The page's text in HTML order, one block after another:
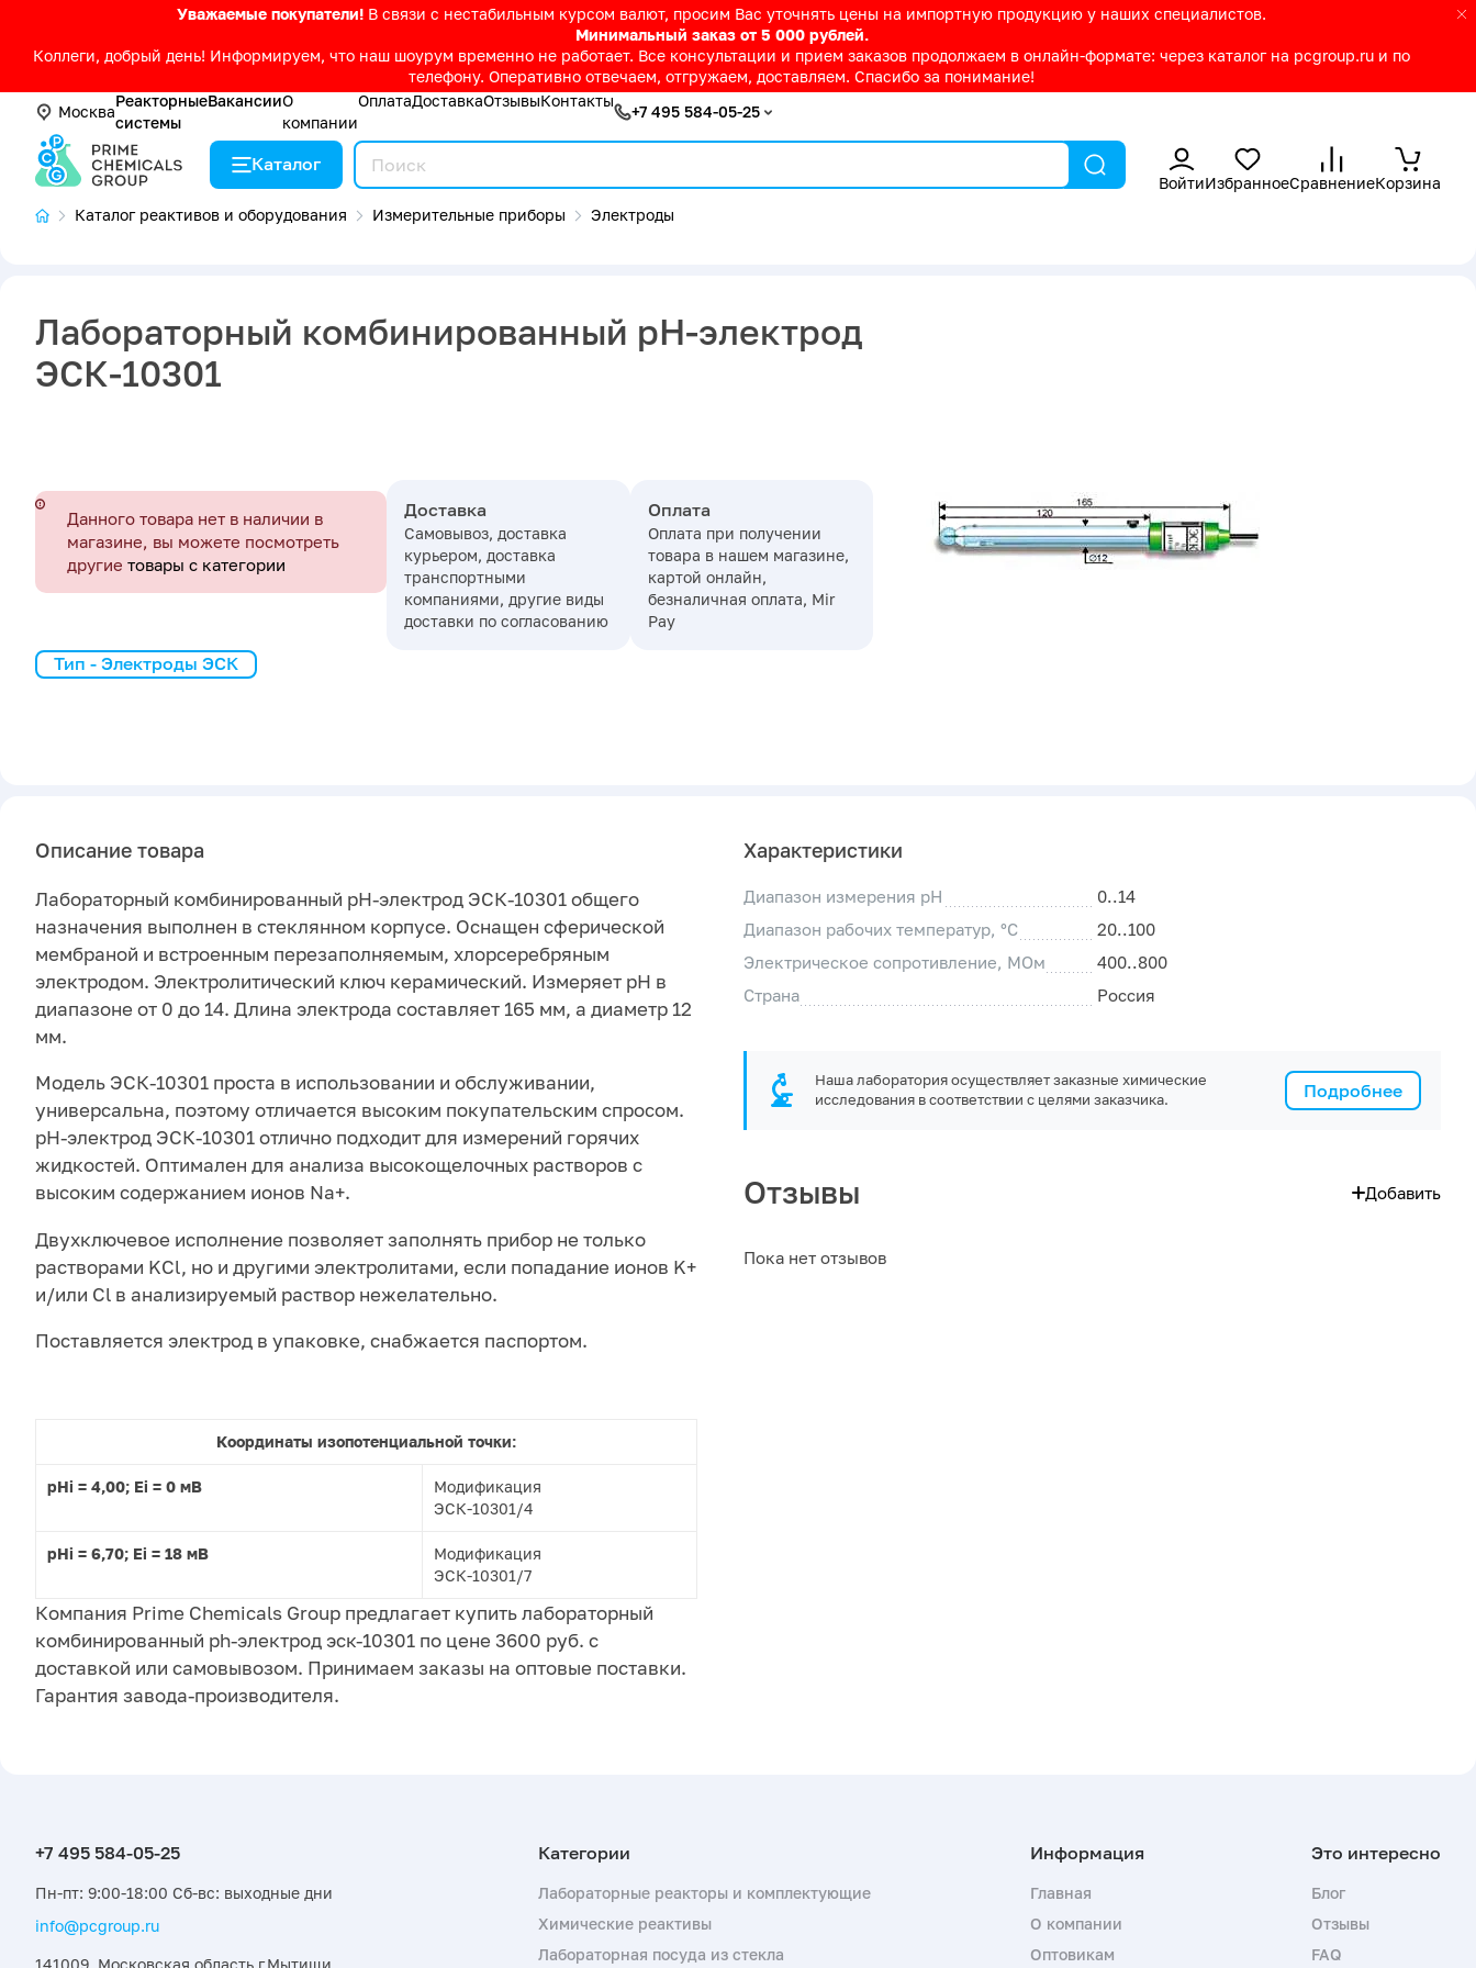
Уважаемые покупатели! В связи с нестабильным курсом валют, просим Вас уточнять цены на импортную продукцию у наших специалистов.
Минимальный заказ от 5 000 рублей.
Коллеги, добрый день! Информируем, что наш шоурум временно не работает. Все консультации и прием заказов продолжаем в онлайн-формате: через каталог на pcgroup.ru и по
телефону. Оперативно отвечаем, отгружаем, доставляем. Спасибо за понимание!
Москва
Реакторные
системы
ВакансииО
компании
ОплатаДоставкаОтзывыКонтакты
+7 495 584-05-25
Каталог
ВойтиИзбранноеСравнениеКорзина
Каталог реактивов и оборудования
Измерительные приборы Электроды
Лабораторный комбинированный pH-электрод
ЭСК-10301
Данного товара нет в наличии в
магазине, вы можете посмотреть
другиетовары с категории
Доставка
Самовывоз, доставка
курьером, доставка
транспортными
компаниями, другие виды
доставки по согласованию
Оплата
Оплата при получении
товара в нашем магазине,
картой онлайн,
безналичная оплата, Mir
Pay
Тип - Электроды ЭСК
Описание товара
Лабораторный комбинированный pH-электрод ЭСК-10301 общего
назначения выполнен в стеклянном корпусе. Оснащен сферической
мембраной и встроенным перезаполняемым, хлорсеребряным
электродом. Электролитический ключ керамический. Измеряет рН в
диапазоне от 0 до 14. Длина электрода составляет 165 мм, а диаметр 12
мм.
Модель ЭСК-10301 проста в использовании и обслуживании,
универсальна, поэтому отличается высоким покупательским спросом.
pH-электрод ЭСК-10301 отлично подходит для измерений горячих
жидкостей. Оптимален для анализа высокощелочных растворов с
высоким содержанием ионов Na+.
Двухключевое исполнение позволяет заполнять прибор не только
растворами KCl, но и другими электролитами, если попадание ионов K+
и/или Cl в анализируемый раствор нежелательно.
Поставляется электрод в упаковке, снабжается паспортом.
Координаты изопотенциальной точки:
pHi = 4,00; Ei = 0 мВ
Модификация
ЭСК-10301/4
pHi = 6,70; Ei = 18 мВ
Модификация
ЭСК-10301/7
Компания Prime Chemicals Group предлагает купить лабораторный
комбинированный ph-электрод эск-10301 по цене 3600 руб. с
доставкой или самовывозом. Принимаем заказы на оптовые поставки.
Гарантия завода-производителя.
Характеристики
Диапазон измерения pH
0..14
Диапазон рабочих температур, °C
20..100
Электрическое сопротивление, МОм
400..800
Страна
Россия
Подробнее
Наша лаборатория осуществляет заказные химические
исследования в соответствии с целями заказчика.
Отзывы Добавить
Пока нет отзывов
Пн-пт: 9:00-18:00 Сб-вс: выходные дни
info@pcgroup.ru
141009, Московская область г.Мытищи,
Лабораторные реакторы и комплектующие
Химические реактивы
Лабораторная посуда из стекла
Главная
О компании
Оптовикам
Блог
Отзывы
FAQ